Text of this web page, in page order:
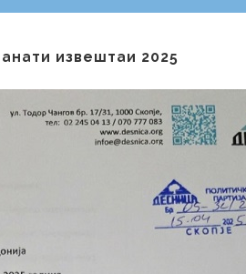
извештаи 2025